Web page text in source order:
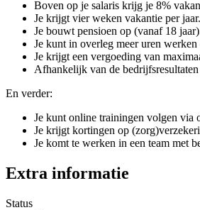
Boven op je salaris krijg je 8%
Je krijgt vier weken vakantie per jaar.
Je bouwt pensioen op (vanaf 18
Je kunt in overleg meer uren
Je krijgt een vergoeding van
Afhankelijk van de
En verder:
Je kunt online trainingen volgen via
Je krijgt kortingen op
Je komt te werken in een team met
Extra informatie
Status